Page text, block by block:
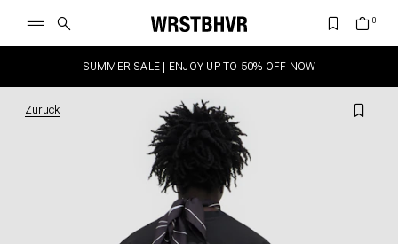
SUMMER SALE | ENJOY UP TO 50% OFF NOW
Zurück